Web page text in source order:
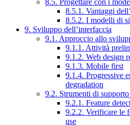
8.5. Progettare con i
8.5.1. Vantaggi
8.5.2. I modelli di
9. Sviluppo dell’interfaccia
9.1. Approccio allo
9.1.1. Attività
9.1.2. Web design
9.1.3. Mobile first
9.1.4. Progressive
degradation
9.2. Strumenti di
9.2.1. Feature
9.2.2. Verificare le
use